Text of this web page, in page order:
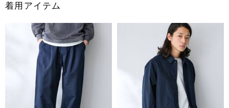
着用アイテム